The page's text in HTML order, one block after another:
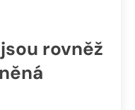
rovněž